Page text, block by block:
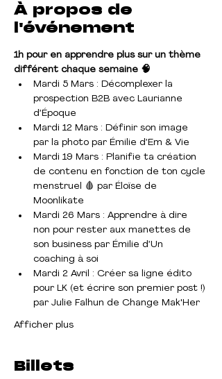
À propos de
l'événement
1h pour en apprendre plus sur un thème
différent chaque semaine 🧠
Mardi 5 Mars : Décomplexer la
prospection B2B avec Laurianne
d’Époque
Mardi 12 Mars : Définir son image
par la photo par Émilie d’Em & Vie
Mardi 19 Mars : Planifie ta création
de contenu en fonction de ton cycle
menstruel 🩸 par Éloïse de
Moonlikate
Mardi 26 Mars : Apprendre à dire
non pour rester aux manettes de
son business par Émilie d’Un
coaching à soi
Mardi 2 Avril : Créer sa ligne édito
pour LK (et écrire son premier post !)
par Julie Falhun de Change Mak'Her
Afficher plus
Billets